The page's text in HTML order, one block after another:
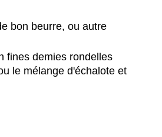
bon beurre, ou autre
fines demies rondelles
le mélange d'échalote et